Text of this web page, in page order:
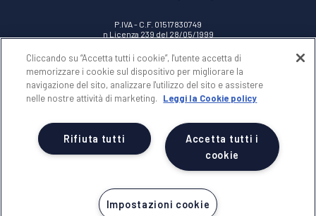
P.IVA - C.F. 01517830749
n Licenza 239 del 28/05/1999
Cap.Soc. Euro 100.000,00 i.v.
NICOLAUS
AREA RISERVATA
NOTE LEGALI
Cliccando su “Accetta tutti i cookie”, l'utente accetta di
memorizzare i cookie sul dispositivo per migliorare la
navigazione del sito, analizzare l'utilizzo del sito e assistere
nelle nostre attività di marketing.
Leggi la Cookie policy
Accetta tutti i
cookie
Rifiuta tutti
Impostazioni cookie